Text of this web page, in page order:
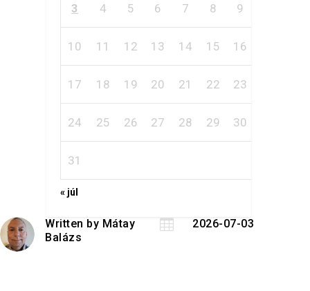
3 4 5 6 7 8 9
10 11 12 13 14 15 16
17 18 19 20 21 22 23
24 25 26 27 28 29 30
31
« júl
Written by Mátay
Balázs
 2026-07-03